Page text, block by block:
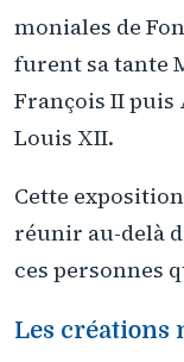
moniales de
furent sa tante
François II
Louis XII.
Cette
réunir au-delà
ces personnes
Les créations